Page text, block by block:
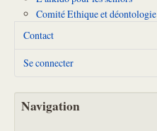
Comité Ethique et déontologie
Contact
Se connecter
Navigation